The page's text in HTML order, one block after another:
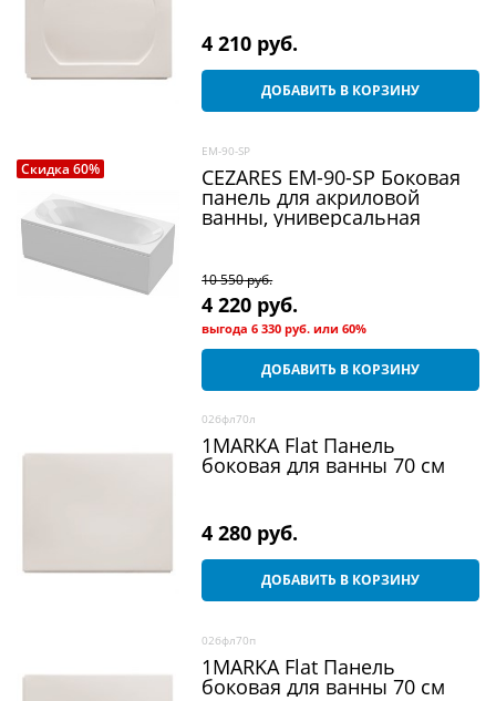
4 210 руб.
ДОБАВИТЬ В КОРЗИНУ
Скидка 60%
EM-90-SP
CEZARES EM-90-SP Боковая
панель для акриловой
ванны, универсальная
10 550 руб.
4 220 руб.
выгода6 330 руб. или60%
ДОБАВИТЬ В КОРЗИНУ
02бфл70л
1MARKA Flat Панель
боковая для ванны 70 см
4 280 руб.
ДОБАВИТЬ В КОРЗИНУ
02бфл70п
1MARKA Flat Панель
боковая для ванны 70 см